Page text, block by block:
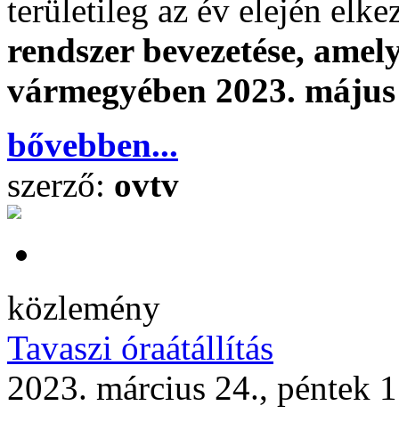
területileg az év elején
rendszer bevezetése,
vármegyében 2023.
bővebben...
szerző: ovtv
közlemény
Tavaszi óraátállítás
2023. március 24., péntek